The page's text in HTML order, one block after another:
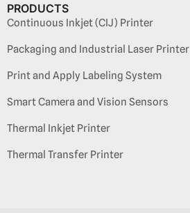
PRODUCTS
Continuous Inkjet (CIJ) Printer
Packaging and Industrial Laser Printer
Print and Apply Labeling System
Smart Camera and Vision Sensors
Thermal Inkjet Printer
Thermal Transfer Printer